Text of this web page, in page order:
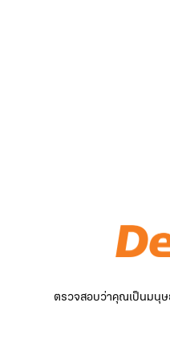
ตรวจสอบว่าคุณเป็นมนุษ